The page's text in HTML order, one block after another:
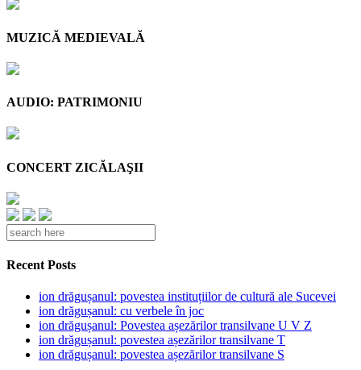
MUZICĂ MEDIEVALĂ
AUDIO: PATRIMONIU
CONCERT ZICĂLAŞII
Recent Posts
ion drăgușanul: povestea instituțiilor de cultură ale Sucevei
ion drăgușanul: cu verbele în joc
ion drăgușanul: Povestea așezărilor transilvane U V Z
ion drăgușanul: povestea așezărilor transilvane T
ion drăgușanul: povestea așezărilor transilvane S